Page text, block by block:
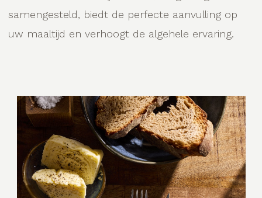
samengesteld, biedt de perfecte aanvulling op
uw maaltijd en verhoogt de algehele ervaring.